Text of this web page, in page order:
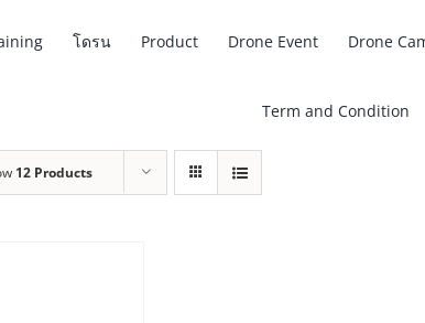
โดรน Product Drone Event Drone
Term and Condition
12 Products